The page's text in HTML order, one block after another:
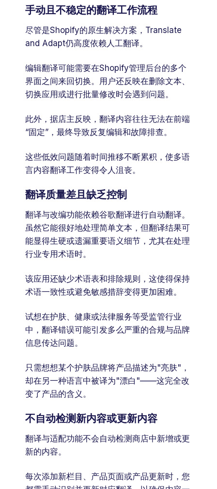
手动且不稳定的翻译工作流程
尽管是Shopify的原生解决方案，Translate
and Adapt仍高度依赖人工翻译。
编辑翻译可能需要在Shopify管理后台的多个
界面之间来回切换。用户还反映在删除文本、
切换应用或进行批量修改时会遇到问题。
此外，据店主反映，翻译内容往往无法在前端
“固定”，最终导致反复编辑和故障排查。
这些低效问题随着时间推移不断累积，使多语
言内容翻译工作变得令人沮丧。
翻译质量差且缺乏控制
翻译与改编功能依赖谷歌翻译进行自动翻译。
虽然它能很好地处理简单文本，但翻译结果可
能显得生硬或遗漏重要语义细节，尤其在处理
行业专用术语时。
该应用还缺少术语表和排除规则，这使得保持
术语一致性或避免敏感措辞变得更加困难。
试想在护肤、健康或法律服务等受监管行业
中，翻译错误可能引发多么严重的合规与品牌
信息传达问题。
只需想想某个护肤品牌将产品描述为"亮肤"，
却在另一种语言中被译为"漂白"——这完全改
变了产品的含义。
不自动检测新内容或更新内容
翻译与适配功能不会自动检测商店中新增或更
新的内容。
每次添加新栏目、产品页面或产品更新时，您